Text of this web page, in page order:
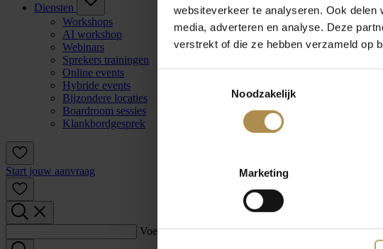
websiteverkeer te analyseren. Ook
media, adverteren en analyse. Deze
verstrekt of die ze hebben verzameld op
Noodzakelijk
Marketing
Diensten
Workshops
AI workshop
Webinars
Sprekers trainingen
Online events
Hybride events
Bijzondere locaties
Boardroom sessies
Klankbordgesprek
Start jouw aanvraag
Voer een zoekterm in: